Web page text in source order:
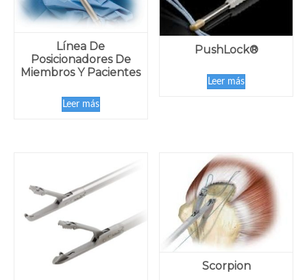
Línea De
Posicionadores De
Miembros Y Pacientes
Leer más
PushLock®
Leer más
Scorpion